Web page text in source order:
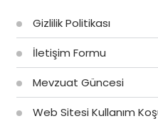
Gizlilik Politikası
İletişim Formu
Mevzuat Güncesi
Web Sitesi Kullanım